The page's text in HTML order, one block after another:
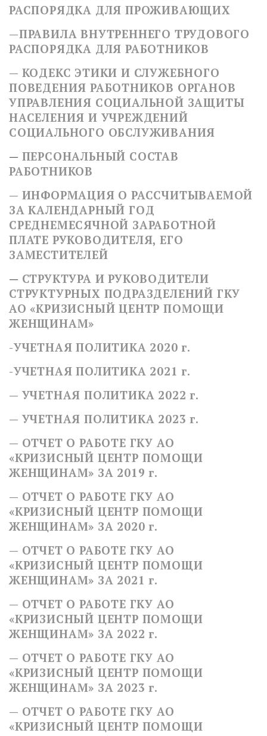
РАСПОРЯДКА ДЛЯ ПРОЖИВАЮЩИХ
—ПРАВИЛА ВНУТРЕННЕГО ТРУДОВОГО
РАСПОРЯДКА ДЛЯ РАБОТНИКОВ
— КОДЕКС ЭТИКИ И СЛУЖЕБНОГО
ПОВЕДЕНИЯ РАБОТНИКОВ ОРГАНОВ
УПРАВЛЕНИЯ СОЦИАЛЬНОЙ ЗАЩИТЫ
НАСЕЛЕНИЯ И УЧРЕЖДЕНИЙ
СОЦИАЛЬНОГО ОБСЛУЖИВАНИЯ
— ПЕРСОНАЛЬНЫЙ СОСТАВ
РАБОТНИКОВ
— ИНФОРМАЦИЯ О РАССЧИТЫВАЕМОЙ
ЗА КАЛЕНДАРНЫЙ ГОД
СРЕДНЕМЕСЯЧНОЙ ЗАРАБОТНОЙ
ПЛАТЕ РУКОВОДИТЕЛЯ, ЕГО
ЗАМЕСТИТЕЛЕЙ
— СТРУКТУРА И РУКОВОДИТЕЛИ
СТРУКТУРНЫХ ПОДРАЗДЕЛЕНИЙ ГКУ
АО «КРИЗИСНЫЙ ЦЕНТР ПОМОЩИ
ЖЕНЩИНАМ»
-УЧЕТНАЯ ПОЛИТИКА 2020 г.
-УЧЕТНАЯ ПОЛИТИКА 2021 г.
— УЧЕТНАЯ ПОЛИТИКА 2022 г.
— УЧЕТНАЯ ПОЛИТИКА 2023 г.
— ОТЧЕТ О РАБОТЕ ГКУ АО
«КРИЗИСНЫЙ ЦЕНТР ПОМОЩИ
ЖЕНЩИНАМ» ЗА 2019 г.
— ОТЧЕТ О РАБОТЕ ГКУ АО
«КРИЗИСНЫЙ ЦЕНТР ПОМОЩИ
ЖЕНЩИНАМ» ЗА 2020 г.
— ОТЧЕТ О РАБОТЕ ГКУ АО
«КРИЗИСНЫЙ ЦЕНТР ПОМОЩИ
ЖЕНЩИНАМ» ЗА 2021 г.
— ОТЧЕТ О РАБОТЕ ГКУ АО
«КРИЗИСНЫЙ ЦЕНТР ПОМОЩИ
ЖЕНЩИНАМ» ЗА 2022 г.
— ОТЧЕТ О РАБОТЕ ГКУ АО
«КРИЗИСНЫЙ ЦЕНТР ПОМОЩИ
ЖЕНЩИНАМ» ЗА 2023 г.
— ОТЧЕТ О РАБОТЕ ГКУ АО
«КРИЗИСНЫЙ ЦЕНТР ПОМОЩИ